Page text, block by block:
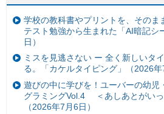
学校の教科書やプリントを、その
テスト勉強から生まれた「AI暗記シ
日）
ミスを見逃さない ー 全く新しいタ
る。「カケルタイピング」（2026年
遊びの中に学びを！ユーバーの幼児
グラミングVol.4 ＜あしあとがいっ
（2026年7月6日）